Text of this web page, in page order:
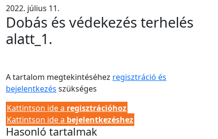
2022. július 11.
Dobás és védekezés terhelés
alatt_1.
A tartalom megtekintéséhez regisztráció és
bejelentkezés szükséges
Kattintson ide a regisztrációhoz
Kattintson ide a bejelentkezéshez
Hasonló tartalmak